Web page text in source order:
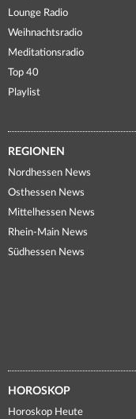
Lounge Radio
Weihnachtsradio
Meditationsradio
Top 40
Playlist
REGIONEN
Nordhessen News
Osthessen News
Mittelhessen News
Rhein-Main News
Südhessen News
HOROSKOP
Horoskop Heute